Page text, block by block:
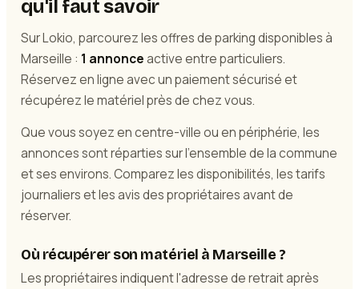
qu'il faut savoir
Sur Lokio, parcourez les offres de parking disponibles à
Marseille : 1 annonceactive entre particuliers.
Réservez en ligne avec un paiement sécurisé et
récupérez le matériel près de chez vous.
Que vous soyez en centre-ville ou en périphérie, les
annonces sont réparties sur l'ensemble de la commune
et ses environs. Comparez les disponibilités, les tarifs
journaliers et les avis des propriétaires avant de
réserver.
Où récupérer son matériel à Marseille ?
Les propriétaires indiquent l'adresse de retrait après